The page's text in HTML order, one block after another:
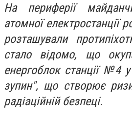
На периферії
атомної електростанції
розташували
стало відомо, що
енергоблок станції №4
зупин", що створює
радіаційній безпеці.